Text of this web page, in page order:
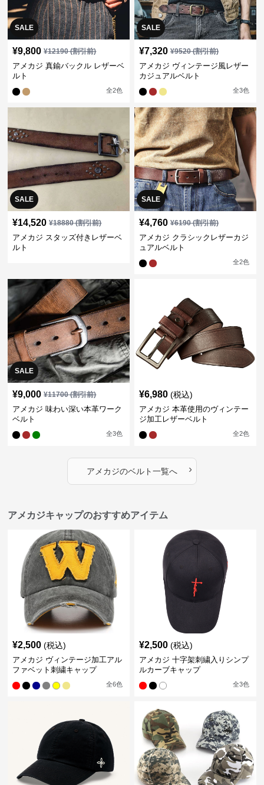
SALE
¥9,800 ¥12190(割引前)
アメカジ 真鍮バックル レザーベ
ルト
全2色
SALE
¥7,320 ¥9520(割引前)
アメカジ ヴィンテージ風レザー
カジュアルベルト
全3色
SALE
¥14,520 ¥18880(割引前)
アメカジ スタッズ付きレザーベ
ルト
SALE
¥4,760 ¥6190(割引前)
アメカジ クラシックレザーカジ
ュアルベルト
全2色
SALE
¥9,000 ¥11700(割引前)
アメカジ 味わい深い本革ワーク
ベルト
全3色
¥6,980 (税込)
アメカジ 本革使用のヴィンテー
ジ加工レザーベルト
全2色
アメカジのベルト一覧へ ›
アメカジキャップのおすすめアイテム
¥2,500 (税込)
アメカジ ヴィンテージ加工アル
ファベット刺繍キャップ
全6色
¥2,500 (税込)
アメカジ 十字架刺繍入りシンプ
ルカーブキャップ
全3色